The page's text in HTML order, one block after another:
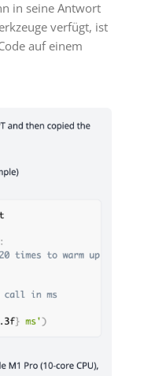
in seine Antwort
verfügt, ist
auf einem